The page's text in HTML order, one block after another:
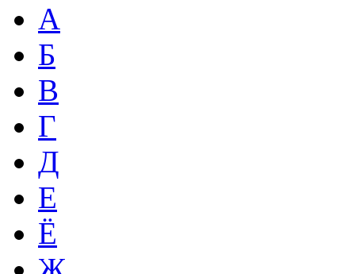
А
Б
В
Г
Д
Е
Ё